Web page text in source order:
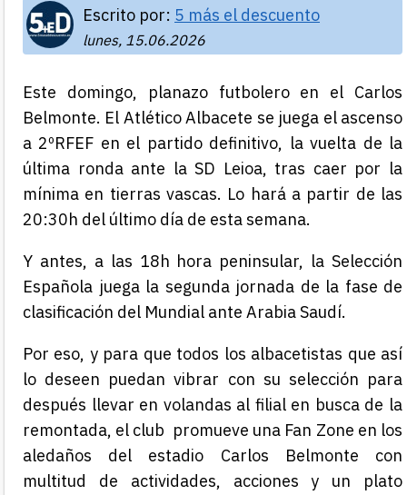
Escrito por: 5 más el descuento
lunes, 15.06.2026
Este domingo, planazo futbolero en el Carlos
Belmonte. El Atlético Albacete se juega el ascenso
a 2ºRFEF en el partido definitivo, la vuelta de la
última ronda ante la SD Leioa, tras caer por la
mínima en tierras vascas. Lo hará a partir de las
20:30h del último día de esta semana.
Y antes, a las 18h hora peninsular, la Selección
Española juega la segunda jornada de la fase de
clasificación del Mundial ante Arabia Saudí.
Por eso, y para que todos los albacetistas que así
lo deseen puedan vibrar con su selección para
después llevar en volandas al filial en busca de la
remontada, el club promueve una Fan Zone en los
aledaños del estadio Carlos Belmonte con
multitud de actividades, acciones y un plato